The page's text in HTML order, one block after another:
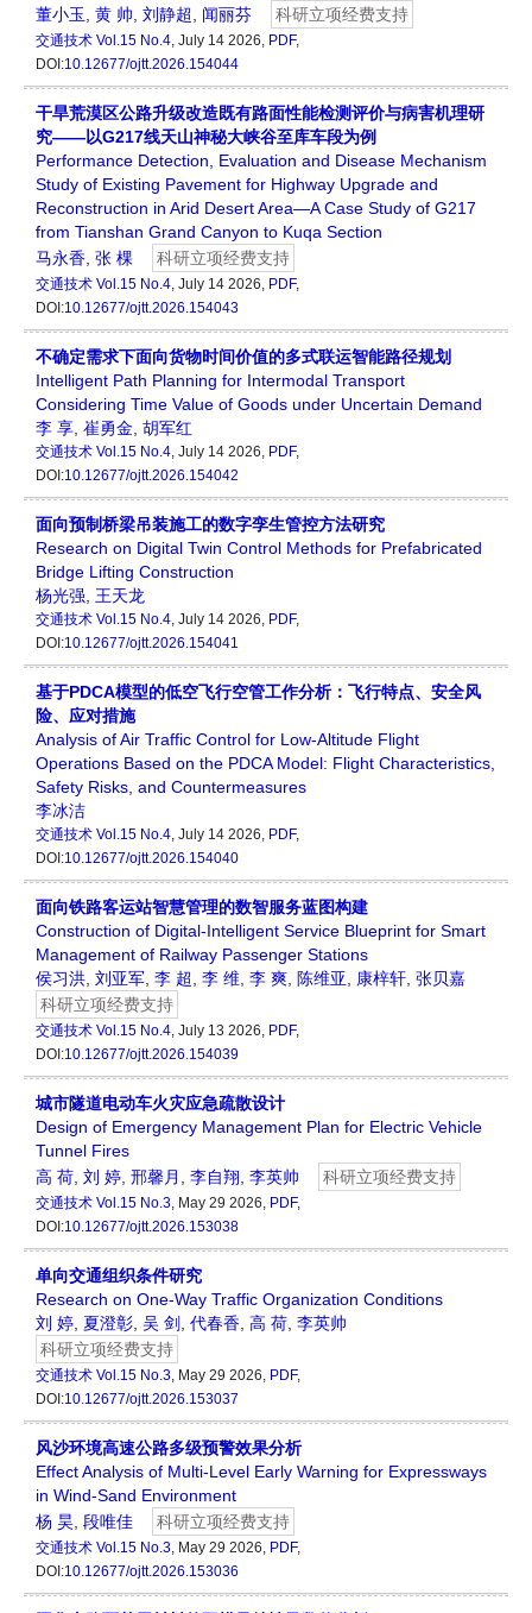
董小玉, 黄 帅, 刘静超, 闻丽芬 科研立项经费支持
交通技术 Vol.15 No.4, July 14 2026, PDF,
DOI:10.12677/ojtt.2026.154044
干旱荒漠区公路升级改造既有路面性能检测评价与病害机理研
究——以G217线天山神秘大峡谷至库车段为例
Performance Detection, Evaluation and Disease Mechanism
Study of Existing Pavement for Highway Upgrade and
Reconstruction in Arid Desert Area—A Case Study of G217
from Tianshan Grand Canyon to Kuqa Section
马永香, 张 棵 科研立项经费支持
交通技术 Vol.15 No.4, July 14 2026, PDF,
DOI:10.12677/ojtt.2026.154043
不确定需求下面向货物时间价值的多式联运智能路径规划
Intelligent Path Planning for Intermodal Transport
Considering Time Value of Goods under Uncertain Demand
李 享, 崔勇金, 胡军红
交通技术 Vol.15 No.4, July 14 2026, PDF,
DOI:10.12677/ojtt.2026.154042
面向预制桥梁吊装施工的数字孪生管控方法研究
Research on Digital Twin Control Methods for Prefabricated
Bridge Lifting Construction
杨光强, 王天龙
交通技术 Vol.15 No.4, July 14 2026, PDF,
DOI:10.12677/ojtt.2026.154041
基于PDCA模型的低空飞行空管工作分析：飞行特点、安全风
险、应对措施
Analysis of Air Traffic Control for Low-Altitude Flight
Operations Based on the PDCA Model: Flight Characteristics,
Safety Risks, and Countermeasures
李冰洁
交通技术 Vol.15 No.4, July 14 2026, PDF,
DOI:10.12677/ojtt.2026.154040
面向铁路客运站智慧管理的数智服务蓝图构建
Construction of Digital-Intelligent Service Blueprint for Smart
Management of Railway Passenger Stations
侯习洪, 刘亚军, 李 超, 李 维, 李 爽, 陈维亚, 康梓轩, 张贝嘉
科研立项经费支持
交通技术 Vol.15 No.4, July 13 2026, PDF,
DOI:10.12677/ojtt.2026.154039
城市隧道电动车火灾应急疏散设计
Design of Emergency Management Plan for Electric Vehicle
Tunnel Fires
高 荷, 刘 婷, 邢馨月 , 李自翔, 李英帅 科研立项经费支持
交通技术 Vol.15 No.3, May 29 2026, PDF,
DOI:10.12677/ojtt.2026.153038
单向交通组织条件研究
Research on One-Way Traffic Organization Conditions
刘 婷, 夏澄彰, 吴 剑 , 代春香, 高 荷, 李英帅
科研立项经费支持
交通技术 Vol.15 No.3, May 29 2026, PDF,
DOI:10.12677/ojtt.2026.153037
风沙环境高速公路多级预警效果分析
Effect Analysis of Multi-Level Early Warning for Expressways
in Wind-Sand Environment
杨 昊, 段唯佳 科研立项经费支持
交通技术 Vol.15 No.3, May 29 2026, PDF,
DOI:10.12677/ojtt.2026.153036